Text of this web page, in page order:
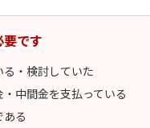
要です
る・検討していた
中間金を支払っている
ある